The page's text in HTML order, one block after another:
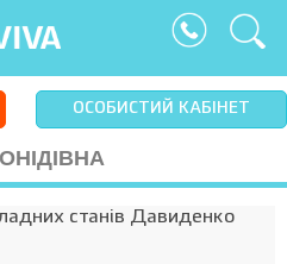
ОСОБИСТИЙ КАБІНЕТ